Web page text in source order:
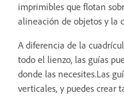
imprimibles que flotan
alineación de objetos y la
A diferencia de la
todo el lienzo, las guías
donde las necesites.Las
verticales, y puedes crear